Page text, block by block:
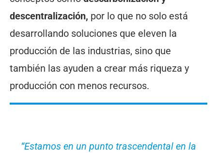
descentralización, por lo que no solo está
desarrollando soluciones que eleven la
producción de las industrias, sino que
también las ayuden a crear más riqueza y
producción con menos recursos.
“Estamos en un punto trascendental en la